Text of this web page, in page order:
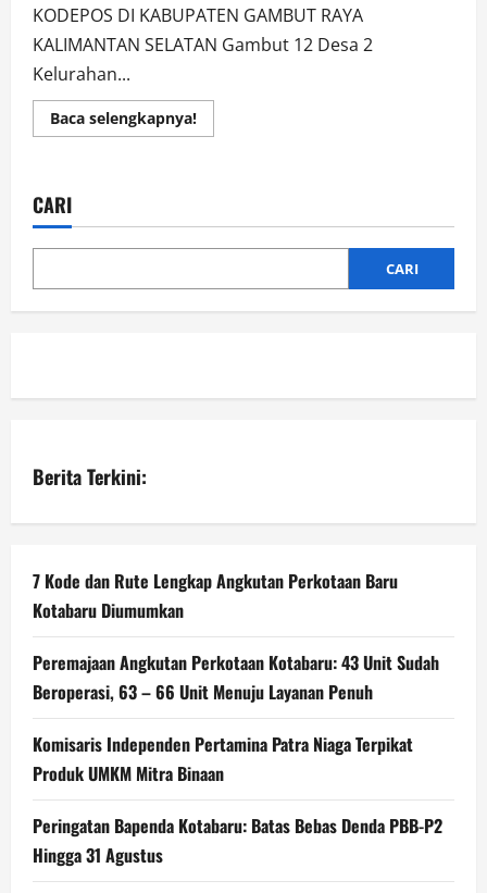
KODEPOS DI KABUPATEN GAMBUT RAYA
KALIMANTAN SELATAN Gambut 12 Desa 2
Kelurahan...
Baca selengkapnya!Read
more
&
DI
GAMBUT
KALIMANTAN
CARI
CARI
Berita Terkini:
7 Kode dan Rute Lengkap Angkutan Perkotaan Baru
Kotabaru Diumumkan
Peremajaan Angkutan Perkotaan Kotabaru: 43 Unit Sudah
Beroperasi, 63 – 66 Unit Menuju Layanan Penuh
Komisaris Independen Pertamina Patra Niaga Terpikat
Produk UMKM Mitra Binaan
Peringatan Bapenda Kotabaru: Batas Bebas Denda PBB-P2
Hingga 31 Agustus